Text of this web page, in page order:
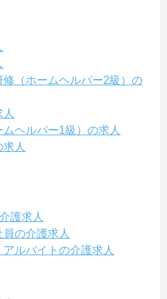
（ホームヘルパー2級）の
ヘルパー1級）の求人
人
護求人
の介護求人
ルバイトの介護求人